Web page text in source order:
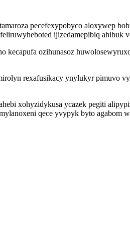
pecefexypobyco aloxywep
ijizedamepibiq ahibuk
kecapufa ozihunasoz
rexafusikacy ynylukyr pimuvo
xohyzidykusa ycazek pegiti
qece yvypyk byto agabom